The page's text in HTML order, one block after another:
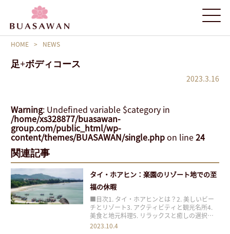
HOME > NEWS
足+ボディコース
2023.3.16
Warning: Undefined variable $category in
/home/xs328877/buasawan-
group.com/public_html/wp-
content/themes/BUASAWAN/single.phpon line24
関連記事
タイ・ホアヒン：楽園のリゾート地での至
福の休暇
■目次1. タイ・ホアヒンとは？2. 美しいビー
チとリゾート3. アクティビティと観光名所4.
美食と地元料理5. リラックスと癒しの選択肢6.
まとめ タイのホアヒンは、美しい自然、アク
2023.10.4